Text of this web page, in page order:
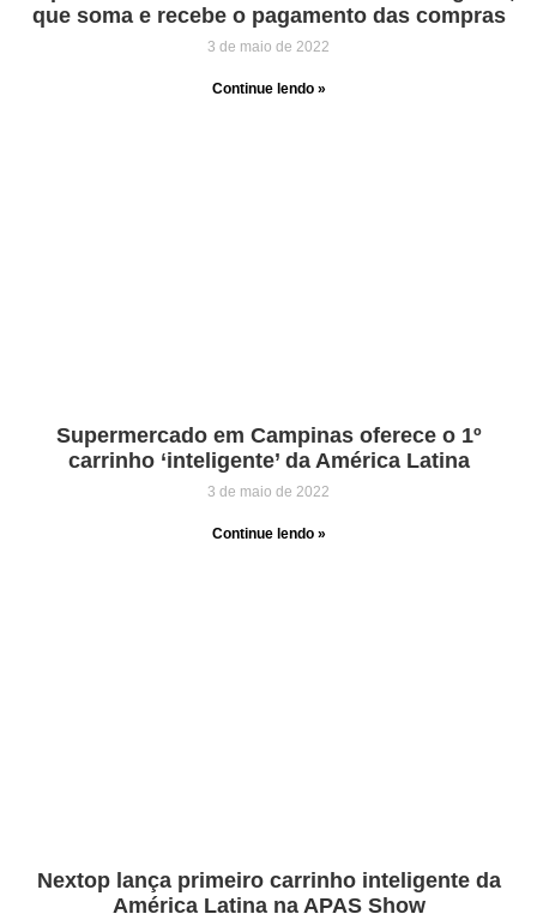
que soma e recebe o pagamento das compras
3 de maio de 2022
Continue lendo »
Supermercado em Campinas oferece o 1º
carrinho ‘inteligente’ da América Latina
3 de maio de 2022
Continue lendo »
Nextop lança primeiro carrinho inteligente da
América Latina na APAS Show